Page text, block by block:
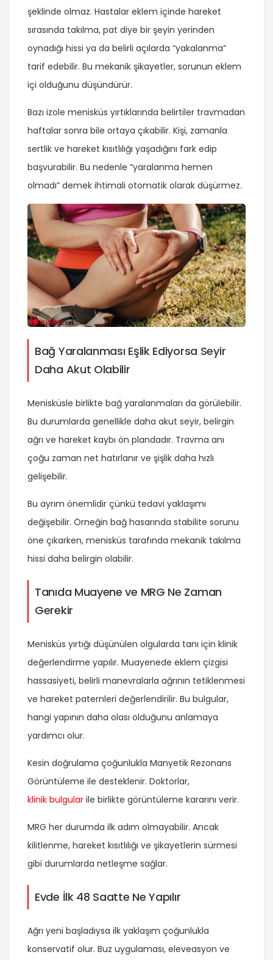
şeklinde olmaz. Hastalar eklem içinde hareket
sırasında takılma, pat diye bir şeyin yerinden
oynadığı hissi ya da belirli açılarda “yakalanma”
tarif edebilir. Bu mekanik şikayetler, sorunun eklem
içi olduğunu düşündürür.
Bazı izole menisküs yırtıklarında belirtiler travmadan
haftalar sonra bile ortaya çıkabilir. Kişi, zamanla
sertlik ve hareket kısıtlılığı yaşadığını fark edip
başvurabilir. Bu nedenle “yaralanma hemen
olmadı” demek ihtimali otomatik olarak düşürmez.
Bağ Yaralanması Eşlik Ediyorsa Seyir
Daha Akut Olabilir
Menisküsle birlikte bağ yaralanmaları da görülebilir.
Bu durumlarda genellikle daha akut seyir, belirgin
ağrı ve hareket kaybı ön plandadır. Travma anı
çoğu zaman net hatırlanır ve şişlik daha hızlı
gelişebilir.
Bu ayrım önemlidir çünkü tedavi yaklaşımı
değişebilir. Örneğin bağ hasarında stabilite sorunu
öne çıkarken, menisküs tarafında mekanik takılma
hissi daha belirgin olabilir.
Tanıda Muayene ve MRG Ne Zaman
Gerekir
Menisküs yırtığı düşünülen olgularda tanı için klinik
değerlendirme yapılır. Muayenede eklem çizgisi
hassasiyeti, belirli manevralarla ağrının tetiklenmesi
ve hareket paternleri değerlendirilir. Bu bulgular,
hangi yapının daha olası olduğunu anlamaya
yardımcı olur.
Kesin doğrulama çoğunlukla Manyetik Rezonans
Görüntüleme ile desteklenir. Doktorlar,
klinik bulgular ile birlikte görüntüleme kararını verir.
MRG her durumda ilk adım olmayabilir. Ancak
kilitlenme, hareket kısıtlılığı ve şikayetlerin sürmesi
gibi durumlarda netleşme sağlar.
Evde İlk 48 Saatte Ne Yapılır
Ağrı yeni başladıysa ilk yaklaşım çoğunlukla
konservatif olur. Buz uygulaması, eleveasyon ve